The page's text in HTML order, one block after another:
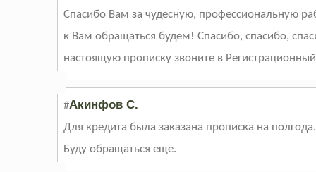
Спасибо Вам за чудесную, профессиональную
к Вам обращаться будем! Спасибо, спасибо,
настоящую прописку звоните в
#Акинфов С.
Для кредита была заказана прописка на
Буду обращаться еще.